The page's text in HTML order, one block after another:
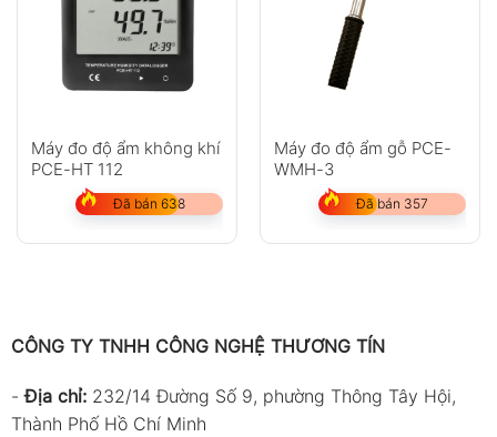
Máy đo độ ẩm không khí
PCE-HT 112
Đã bán 638
Máy đo độ ẩm gỗ PCE-
WMH-3
Đã bán 357
CÔNG TY TNHH CÔNG NGHỆ THƯƠNG TÍN
-Địa chỉ: 232/14 Đường Số 9, phường Thông Tây Hội,
Thành Phố Hồ Chí Minh